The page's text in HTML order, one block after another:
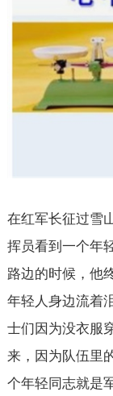
在红军长征过雪
挥员看到一个年
路边的时候，他
年轻人身边流着
士们因为没衣服
来，因为队伍里
个年轻同志就是